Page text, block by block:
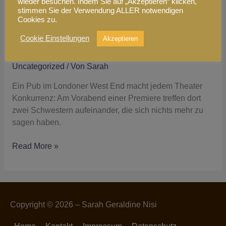
Bühne frei-Leseprobe
Uncategorized / Von Sarah
Ein Pub im Londoner West End macht jedem Theater
Konkurrenz: Am Vorabend einer Premiere treffen dort
zwei Schwestern aufeinander, die sich nichts mehr zu
sagen haben.
Read More »
Copyright © 2026 – Sarah Geraldine Nisi
stimmen Sie der Verwendung ALLER notwendigen
Cookies zu.
Cookie Einstellungen Akzeptieren